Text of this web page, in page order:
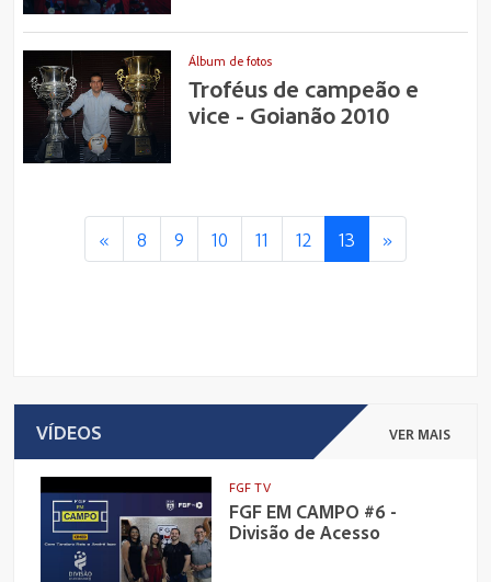
Álbum de fotos
Troféus de campeão e
vice - Goianão 2010
« 8 9 10 11 12 13 »
VÍDEOS VER MAIS
FGF TV
FGF EM CAMPO #6 -
Divisão de Acesso